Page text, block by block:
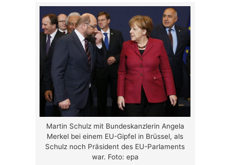
Martin Schulz mit Bundeskanzlerin Angela
Merkel bei einem EU-Gipfel in Brüssel, als
Schulz noch Präsident des EU-Parlaments
war. Foto: epa